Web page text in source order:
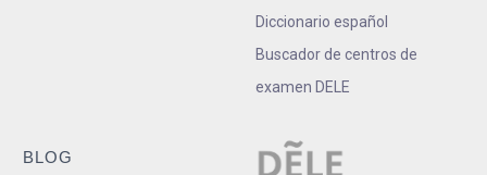
Diccionario español
Buscador de centros de
examen DELE
BLOG